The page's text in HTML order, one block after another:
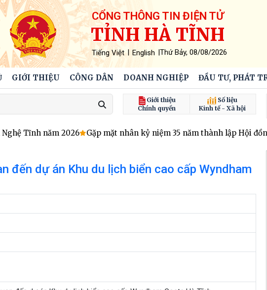
CỔNG THÔNG TIN ĐIỆN TỬ
TỈNH HÀ TĨNH
Tiếng Việt | English |Thứ Bảy, 08/08/2026
GIỚI THIỆU CÔNG DÂN DOANH NGHIỆP ĐẦU TƯ, PHÁT
Giới thiệu
Chính quyền
Số liệu
Kinh tế - Xã hội
Tĩnh năm 2026 Gặp mặt nhân kỷ niệm 35 năm thành lập Hội
đến dự án Khu du lịch biển cao cấp Wyndham